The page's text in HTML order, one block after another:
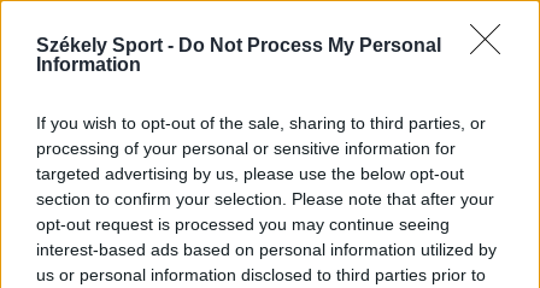
Székely Sport - Do Not Process My Personal
Information
If you wish to opt-out of the sale, sharing to third parties, or
processing of your personal or sensitive information for
targeted advertising by us, please use the below opt-out
section to confirm your selection. Please note that after your
opt-out request is processed you may continue seeing
interest-based ads based on personal information utilized by
us or personal information disclosed to third parties prior to
sürgetnek
választották, teljesítményével pedig a román
sportsajtó figyelmét is felkeltette Marius Corbu.
Több szaklap szerint a Székelyföld Labdarúgó
Akadémia neveltje már megérdemelné a román
válogatott meghívóját.